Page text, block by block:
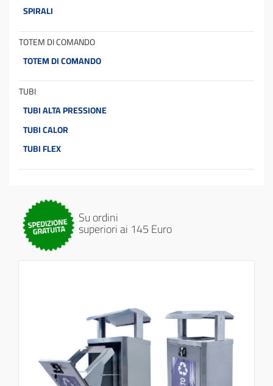
SPIRALI
TOTEM DI COMANDO
TOTEM DI COMANDO
TUBI
TUBI ALTA PRESSIONE
TUBI CALOR
TUBI FLEX
Su ordini
superiori ai 145 Euro